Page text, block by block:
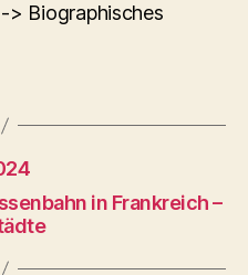
> Biographisches
in Frankreich –